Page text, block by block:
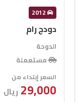
2012
دودج رام
الدوحة
مستعملة
السعر إبتداء من
29,000 ريال